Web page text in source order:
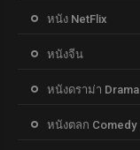
หนัง NetFlix
หนังจีน
หนังดราม่า Drama
หนังตลก Comedy